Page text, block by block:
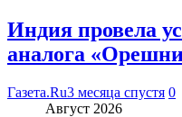
Индия провела
аналога
Газета.Ru3 месяца спустя 0
Август 2026